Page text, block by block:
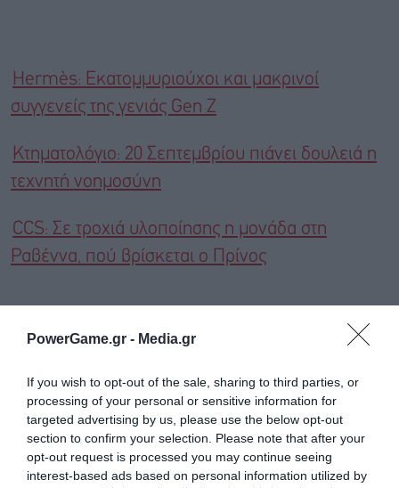
PowerGame.gr - Media.gr
If you wish to opt-out of the sale, sharing to third parties, or
processing of your personal or sensitive information for
targeted advertising by us, please use the below opt-out
section to confirm your selection. Please note that after your
opt-out request is processed you may continue seeing
interest-based ads based on personal information utilized by
Hermès: Εκατομμυριούχοι και μακρινοί
συγγενείς της γενιάς Gen Z
Kτηματολόγιο: 20 Σεπτεμβρίου πιάνει δουλειά η
τεχνητή νοημοσύνη
CCS: Σε τροχιά υλοποίησης η μονάδα στη
Ραβέννα, πού βρίσκεται ο Πρίνος